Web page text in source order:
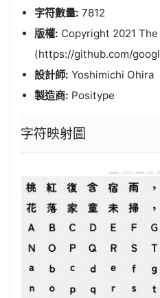
字符數量: 7812
版權: Copyright 2021
(https://github.com/
設計師: Yoshimichi Ohira
製造商: Positype
字符映射圖